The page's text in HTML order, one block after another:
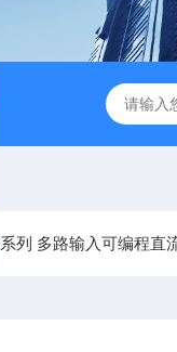
7050E 交流电源
列 多路输入可编程直